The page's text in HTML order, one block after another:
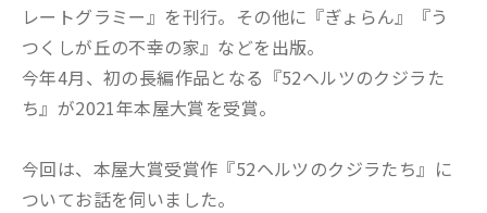
レートグラミー』を刊行。その他に『ぎょらん』『う
つくしが丘の不幸の家』などを出版。
今年4月、初の長編作品となる『52ヘルツのクジラた
ち』が2021年本屋大賞を受賞。
今回は、本屋大賞受賞作『52ヘルツのクジラたち』に
ついてお話を伺いました。